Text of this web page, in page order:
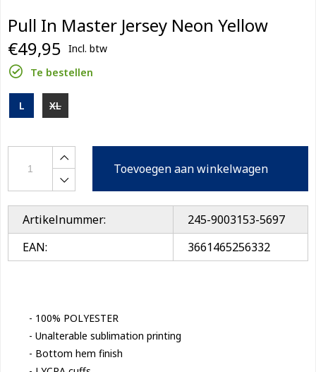
Pull In Master Jersey Neon Yellow
€49,95 Incl. btw
Te bestellen
L XL
Toevoegen aan winkelwagen
Artikelnummer:
245-9003153-5697
EAN:
3661465256332
- 100% POLYESTER
- Unalterable sublimation printing
- Bottom hem finish